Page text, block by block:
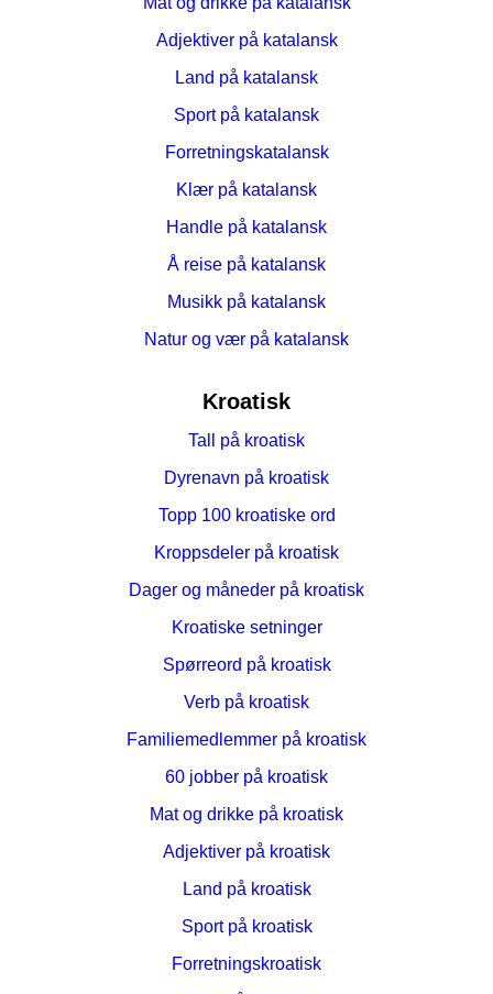
Adjektiver på katalansk
Land på katalansk
Sport på katalansk
Forretningskatalansk
Klær på katalansk
Handle på katalansk
Å reise på katalansk
Musikk på katalansk
Natur og vær på katalansk
Kroatisk
Tall på kroatisk
Dyrenavn på kroatisk
Topp 100 kroatiske ord
Kroppsdeler på kroatisk
Dager og måneder på kroatisk
Kroatiske setninger
Spørreord på kroatisk
Verb på kroatisk
Familiemedlemmer på kroatisk
60 jobber på kroatisk
Mat og drikke på kroatisk
Adjektiver på kroatisk
Land på kroatisk
Sport på kroatisk
Forretningskroatisk